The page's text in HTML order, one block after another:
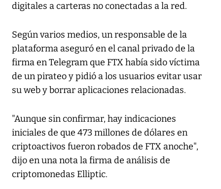
digitales a carteras no conectadas a la red.
Según varios medios, un responsable de la
plataforma aseguró en el canal privado de la
firma en Telegram que FTX había sido víctima
de un pirateo y pidió a los usuarios evitar usar
su web y borrar aplicaciones relacionadas.
"Aunque sin confirmar, hay indicaciones
iniciales de que 473 millones de dólares en
criptoactivos fueron robados de FTX anoche",
dijo en una nota la firma de análisis de
criptomonedas Elliptic.